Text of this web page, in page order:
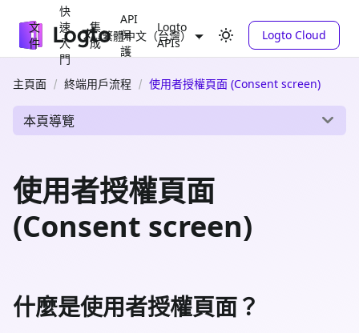
文
件
快
速
入
門
集
成
API
保
護
Logto
APIs
繁體中文（台灣） Logto Cloud
主頁面 終端用戶流程 使用者授權頁面 (Consent screen)
本頁導覽
使用者授權頁面
(Consent screen)
什麼是使用者授權頁面？